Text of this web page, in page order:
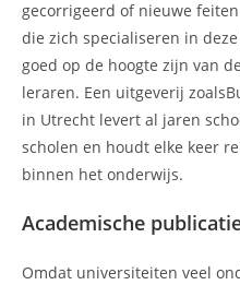
gecorrigeerd of nieuwe
die zich specialiseren in
goed op de hoogte zijn van
leraren. Een uitgeverij
in Utrecht levert al jaren
scholen en houdt elke keer
binnen het onderwijs.
Academische
Omdat universiteiten veel